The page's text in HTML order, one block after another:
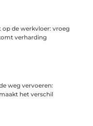
de werkvloer: vroeg
verharding
weg vervoeren:
het verschil